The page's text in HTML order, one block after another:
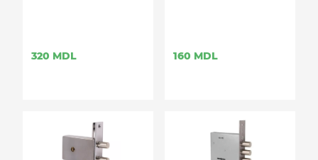
320 MDL 160 MDL